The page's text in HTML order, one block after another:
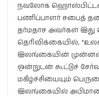
நவலோக
பணிப்பாளர் சபைத்
தர்மதாச அவர்கள் இது
தெரிவிக்கையில்,
இலங்கையின் முன்னணி
ஒன்றுடன் கூட்டுச்
மகிழ்ச்சியையும்
இலங்கையில்